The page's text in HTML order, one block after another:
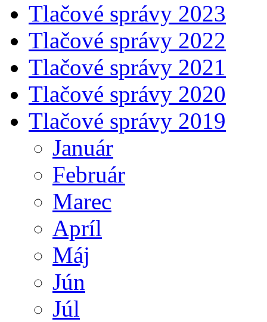
Tlačové správy 2023
Tlačové správy 2022
Tlačové správy 2021
Tlačové správy 2020
Tlačové správy 2019
Január
Február
Marec
Apríl
Máj
Jún
Júl